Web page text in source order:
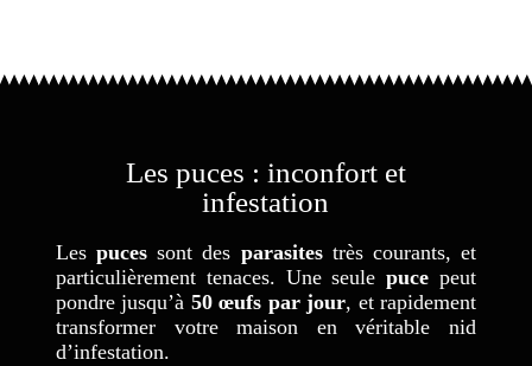
Les puces : inconfort et
infestation
Lespuces sont des parasitestrès courants, et
particulièrement tenaces. Une seulepuce peut
pondre jusqu’à 50 œufs par jour, et rapidement
transformer votre maison en véritable nid
d’infestation.